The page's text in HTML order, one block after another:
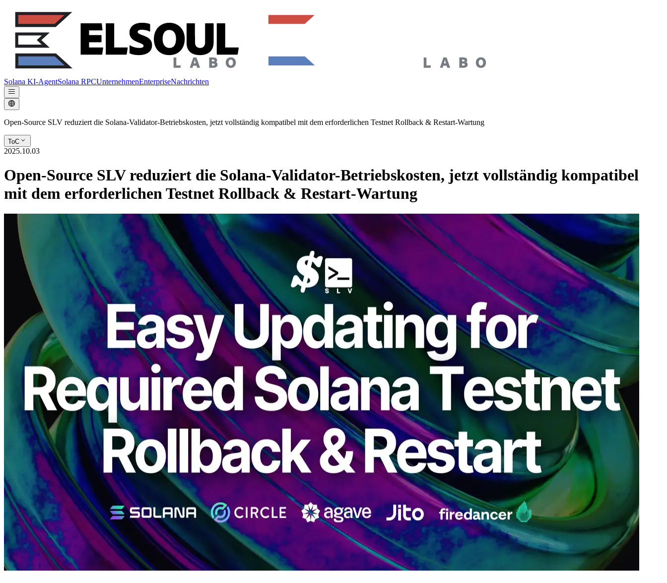
Solana KI-AgentSolana RPCUnternehmenEnterpriseNachrichten
Open-Source SLV reduziert die Solana-Validator-Betriebskosten, jetzt vollständig kompatibel mit dem erforderlichen Testnet Rollback & Restart-Wartung
ToC
2025.10.03
Open-Source SLV reduziert die Solana-Validator-Betriebskosten, jetzt vollständig kompatibel
mit dem erforderlichen Testnet Rollback & Restart-Wartung